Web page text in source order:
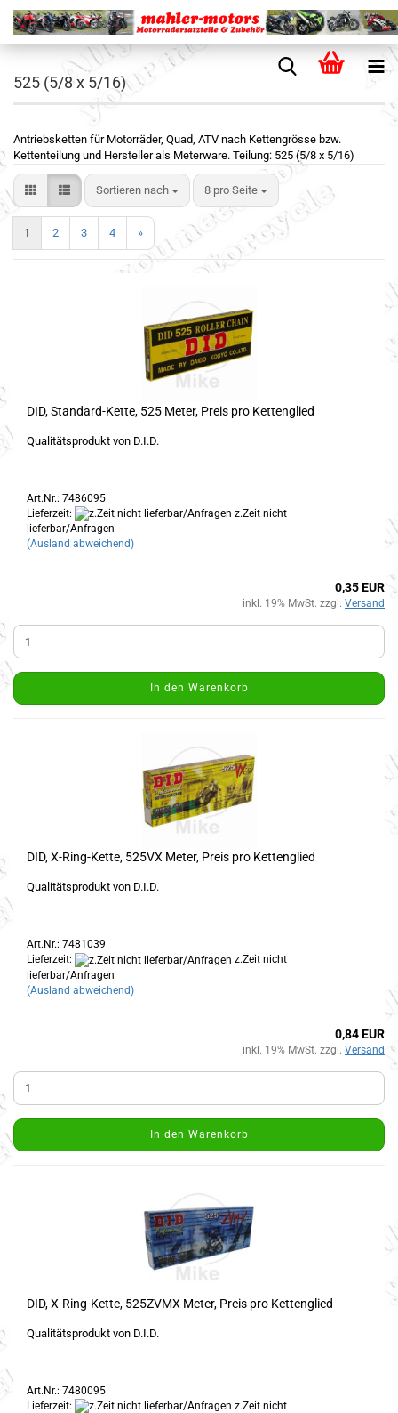
525 (5/8 x 5/16)
Antriebsketten für Motorräder, Quad, ATV nach Kettengrösse bzw.
Kettenteilung und Hersteller als Meterware. Teilung: 525 (5/8 x 5/16)
Sortieren nach 8 pro Seite
1 2 3 4 »
DID, Standard-Kette, 525 Meter, Preis pro Kettenglied
Qualitätsprodukt von D.I.D.
Art.Nr.: 7486095
Lieferzeit:
z.Zeit nicht
lieferbar/Anfragen
(Ausland abweichend)
0,35 EUR
inkl. 19% MwSt. zzgl. Versand
In den Warenkorb
DID, X-Ring-Kette, 525VX Meter, Preis pro Kettenglied
Qualitätsprodukt von D.I.D.
Art.Nr.: 7481039
Lieferzeit:
z.Zeit nicht
lieferbar/Anfragen
(Ausland abweichend)
0,84 EUR
inkl. 19% MwSt. zzgl. Versand
In den Warenkorb
DID, X-Ring-Kette, 525ZVMX Meter, Preis pro Kettenglied
Qualitätsprodukt von D.I.D.
Art.Nr.: 7480095
Lieferzeit:
z.Zeit nicht